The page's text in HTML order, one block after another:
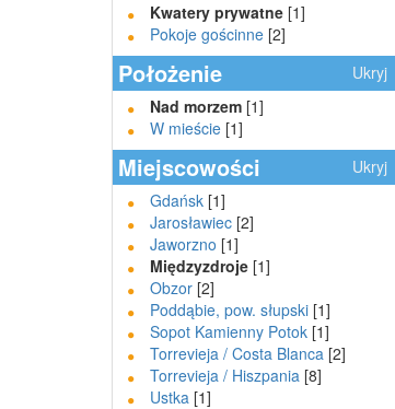
Kwatery prywatne [1]
Pokoje gościnne [2]
Położenie
Ukryj
Nad morzem [1]
W mieście [1]
Miejscowości
Ukryj
Gdańsk [1]
Jarosławiec [2]
Jaworzno [1]
Międzyzdroje [1]
Obzor [2]
Poddąbie, pow. słupski [1]
Sopot Kamienny Potok [1]
Torrevieja / Costa Blanca [2]
Torrevieja / Hiszpania [8]
Ustka [1]